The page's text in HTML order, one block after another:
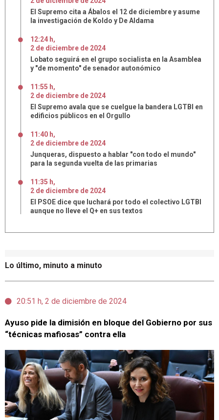
Lo último, minuto a minuto
20:51 h, 2 de diciembre de 2024
Ayuso pide la dimisión en bloque del Gobierno por sus
“técnicas mafiosas” contra ella
El Supremo cita a Ábalos el 12 de diciembre y asume
la investigación de Koldo y De Aldama
12:24 h,
2 de diciembre de 2024
Lobato seguirá en el grupo socialista en la Asamblea
y "de momento" de senador autonómico
11:55 h,
2 de diciembre de 2024
El Supremo avala que se cuelgue la bandera LGTBI en
edificios públicos en el Orgullo
11:40 h,
2 de diciembre de 2024
Junqueras, dispuesto a hablar "con todo el mundo"
para la segunda vuelta de las primarias
11:35 h,
2 de diciembre de 2024
El PSOE dice que luchará por todo el colectivo LGTBI
aunque no lleve el Q+ en sus textos